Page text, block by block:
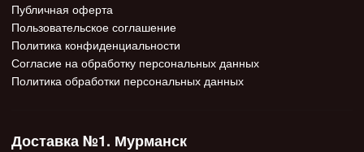
Публичная оферта
Пользовательское соглашение
Политика конфиденциальности
Согласие на обработку персональных данных
Политика обработки персональных данных
Доставка №1. Мурманск